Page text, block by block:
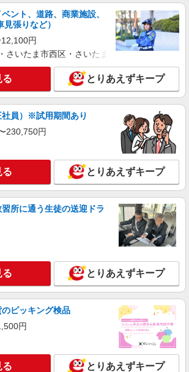
代は別途全額支給（法定基準通り） ※交通費支
規定あり ※給与の希望日払い制度あり ＜月収例
＞＊月22日出勤の場合 時給1,300円×7.5時間×22
⇒214,500円＋交通費
雇入れ直後：京都府綾部市大島町 変更の範
囲：会社の定める就業場所
オフィス
ンサーの製造／日勤専属／土日祝／長期休み
り
時給1,300円〜1,625円＋交通費全額支給 ★入
深夜帯（22:00〜5:00） の勤務は時給25％ア
※交通費支給規定あり ※給与の希望日払い制
り（規定あり） ＜月収例＞＊月22日勤務の場
時給1,300円×8時間×22日 ＋残業代（20時間）
円＋残業代＋交通費
雇入れ直後：京都府綾部市中山町 変更の範
：会社の定める就業場所
詳細を見る
オフィス
品の接着作業／軽作業／ボタンを押す／土日
み
時給1,350円〜1,688円＋交通費全額支給 ※残
発生時は時給25％アップ ※交通費支給規定あり
与の希望日払い制度あり ＜月収例＞ 時給
円×8時間×21日＋残業代 ⇒260,550円＋交通
雇入れ直後：京都府綾部市城山町 変更の範
：会社の定める就業場所
詳細を見る
ント、道路、商業施設、
張りなど）
円
さいたま市西区・さいたま市岩槻区・久喜市・
る とりあえずキープ
員）※試用期間あり
230,750円
る とりあえずキープ
所に通う生徒の送迎ドラ
る とりあえずキープ
ピッキング検品
円
る とりあえずキープ